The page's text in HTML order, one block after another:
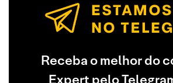
Receba o melhor do
Expert pelo